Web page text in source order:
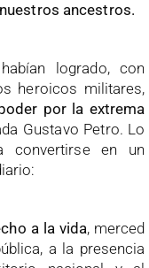
ancestros.
logrado, con
heroicos militares,
por la extrema
Gustavo Petro. Lo
convertirse en un
a la vida, merced
a la presencia